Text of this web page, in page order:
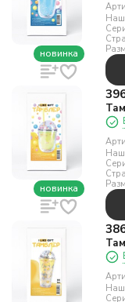
новинка
Наш
новинка
Наш
Наш